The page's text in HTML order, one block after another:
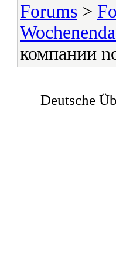
Forums >
компании
Deutsche